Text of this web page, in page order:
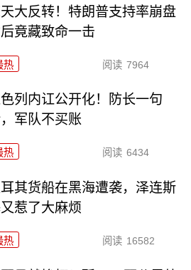
大反转！特朗普支持率崩盘
竟藏致命一击
热 阅读 7964
列内讧公开化！防长一句
军队不买账
热 阅读 6434
其货船在黑海遭袭，泽连斯
惹了大麻烦
热 阅读 16582